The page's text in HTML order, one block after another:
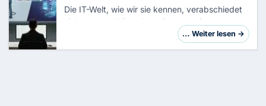
Die IT-Welt, wie wir sie kennen, verabschiedet
sich gerade. Wir stehen nicht vor einem
simplen Versionssprung, sondern vor einer
… Weiter lesen →